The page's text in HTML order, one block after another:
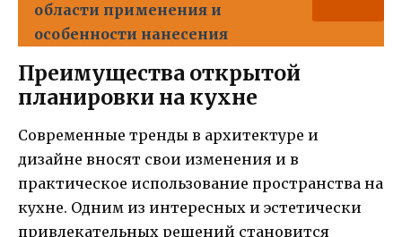
области применения и
особенности нанесения
Преимущества открытой
планировки на кухне
Современные тренды в архитектуре и
дизайне вносят свои изменения и в
практическое использование пространства на
кухне. Одним из интересных и эстетически
привлекательных решений становится